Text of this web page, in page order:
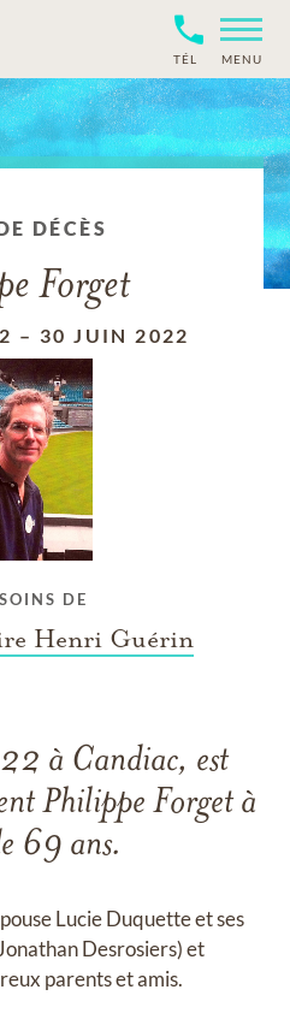
TÉL MENU
DÉCÈS
Forget
– 30 JUIN 2022
DE
Henri Guérin
à Candiac, est
Philippe Forget à
69 ans.
Lucie Duquette et ses
Desrosiers) et
parents et amis.